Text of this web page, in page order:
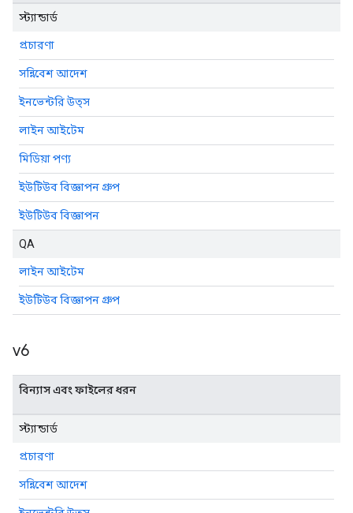
স্ট্যান্ডার্ড
প্রচারণা
সন্নিবেশ আদেশ
ইনভেন্টরি উত্স
লাইন আইটেম
মিডিয়া পণ্য
ইউটিউব বিজ্ঞাপন গ্রুপ
ইউটিউব বিজ্ঞাপন
QA
লাইন আইটেম
ইউটিউব বিজ্ঞাপন গ্রুপ
v6
বিন্যাস এবং ফাইলের ধরন
স্ট্যান্ডার্ড
প্রচারণা
সন্নিবেশ আদেশ